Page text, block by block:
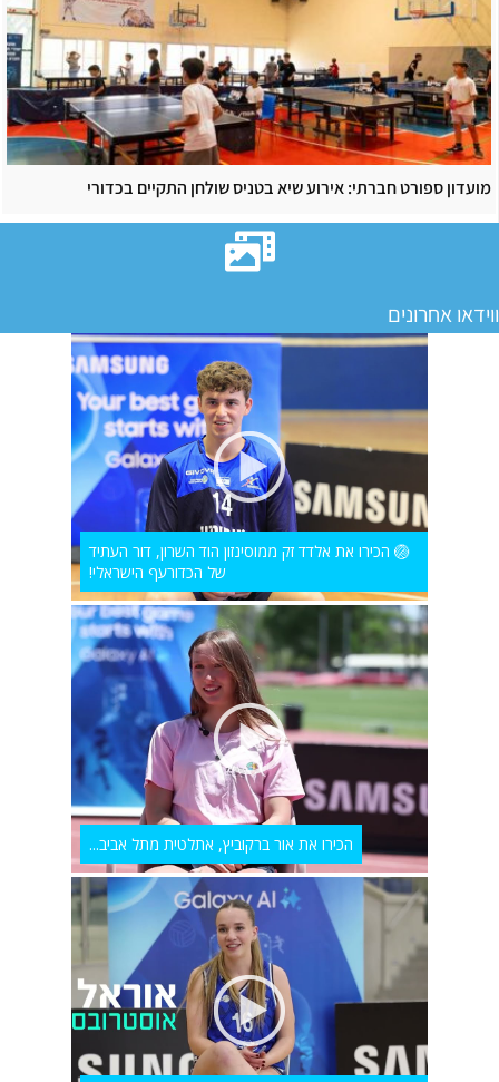
מועדון ספורט חברתי: אירוע שיא בטניס שולחן התקיים בכדורי
ווידאו אחרונים
🏐 הכירו את אלדד זק ממוסינזון הוד השרון, דור העתיד
של הכדורעף הישראלי!
הכירו את אור ברקוביץ, אתלטית מתל אביב...